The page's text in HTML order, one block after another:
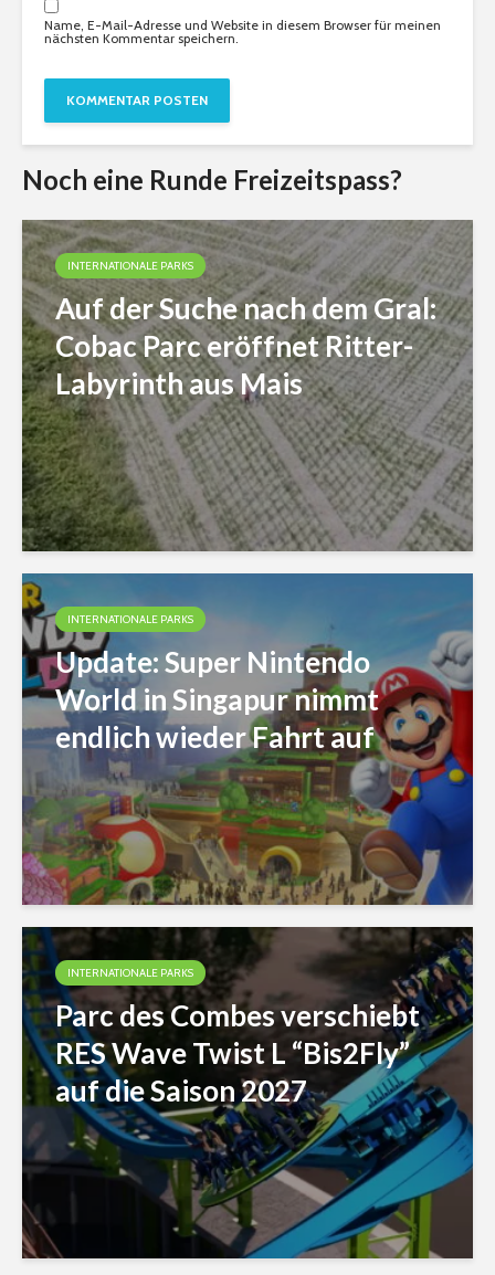
Name, E-Mail-Adresse und Website in diesem Browser für meinen
nächsten Kommentar speichern.
Noch eine Runde Freizeitspass?
INTERNATIONALE PARKS
Auf der Suche nach dem Gral:
Cobac Parc eröffnet Ritter-
Labyrinth aus Mais
INTERNATIONALE PARKS
Update: Super Nintendo
World in Singapur nimmt
endlich wieder Fahrt auf
INTERNATIONALE PARKS
Parc des Combes verschiebt
RES Wave Twist L “Bis2Fly”
auf die Saison 2027